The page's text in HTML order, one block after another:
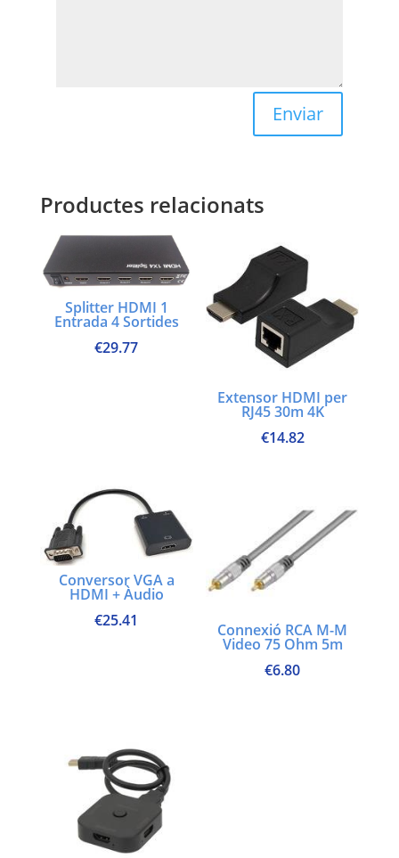
Enviar
Productes relacionats
Splitter HDMI 1
Entrada 4 Sortides
€29.77
Extensor HDMI per
RJ45 30m 4K
€14.82
Conversor VGA a
HDMI + Àudio
€25.41 Connexió RCA M-M
Video 75 Ohm 5m
€6.80